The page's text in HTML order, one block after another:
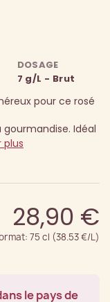
DOSAGE
7 g/L - Brut
pour ce rosé
Idéal
plus
28,90 €
75 cl (38.53 €/L)
le pays de